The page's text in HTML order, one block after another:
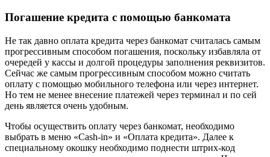
Погашение кредита с помощью банкомата
Не так давно оплата кредита через банкомат считалась самым
прогрессивным способом погашения, поскольку избавляла от
очередей у кассы и долгой процедуры заполнения реквизитов.
Сейчас же самым прогрессивным способом можно считать
оплату с помощью мобильного телефона или через интернет.
Но тем не менее внесение платежей через терминал и по сей
день является очень удобным.
Чтобы осуществить оплату через банкомат, необходимо
выбрать в меню «Cash-in» и «Оплата кредита». Далее к
специальному окошку необходимо поднести штрих-код